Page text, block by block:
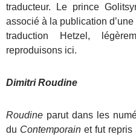
traducteur. Le prince
associé à la publication
traduction Hetzel,
reproduisons ici.
Dimitri Roudine
Roudine parut dans les
du Contemporain et fut repris